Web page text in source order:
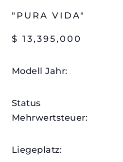
"PURA VIDA"
$ 13,395,000
Modell Jahr:
Status
Mehrwertsteuer:
Liegeplatz: